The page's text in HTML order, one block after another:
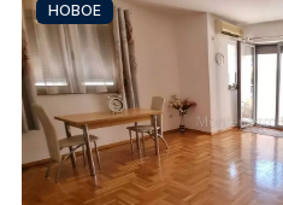
НОВОЕ